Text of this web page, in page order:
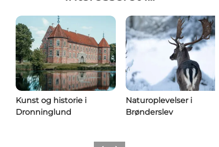
Kunst og historie i
Dronninglund
Naturoplevelser i
Brønderslev